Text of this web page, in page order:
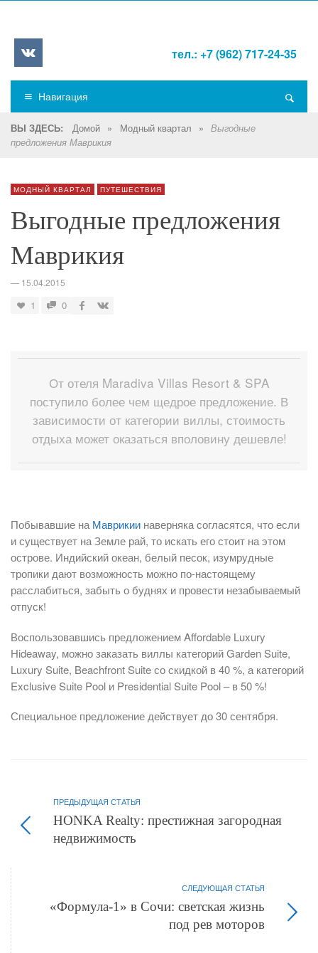
тел.: +7 (962) 717-24-35
Навигация
ВЫ ЗДЕСЬ: Домой » Модный квартал »
Выгодные
предложения Маврикия
МОДНЫЙ КВАРТАЛ ПУТЕШЕСТВИЯ
Выгодные предложения
Маврикия
— 15.04.2015
1 0
От отеля Maradiva Villas Resort & SPA
поступило более чем щедрое предложение. В
зависимости от категории виллы, стоимость
отдыха может оказаться вполовину дешевле!
Побывавшие на Маврикии наверняка согласятся, что если
и существует на Земле рай, то искать его стоит на этом
острове. Индийский океан, белый песок, изумрудные
тропики дают возможность можно по-настоящему
расслабиться, забыть о буднях и провести незабываемый
отпуск!
Воспользовавшись предложением Affordable Luxury
Hideaway, можно заказать виллы категорий Garden Suite,
Luxury Suite, Beachfront Suite со скидкой в 40 %, а категорий
Exclusive Suite Pool и Presidential Suite Pool – в 50 %!
Специальное предложение действует до 30 сентября.
ПРЕДЫДУЩАЯ СТАТЬЯ
HONKA Realty: престижная загородная
недвижимость
СЛЕДУЮЩАЯ СТАТЬЯ
«Формула-1» в Сочи: светская жизнь
под рев моторов